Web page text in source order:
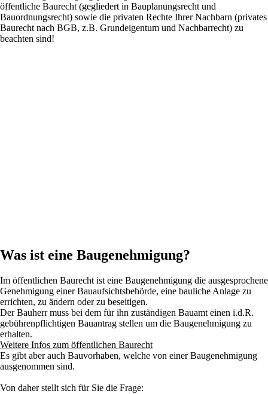
öffentliche Baurecht (gegliedert in Bauplanungsrecht und
Bauordnungsrecht) sowie die privaten Rechte Ihrer Nachbarn (privates
Baurecht nach BGB, z.B. Grundeigentum und Nachbarrecht) zu
beachten sind!
Was ist eine Baugenehmigung?​
Im öffentlichen Baurecht ist eine Baugenehmigung die ausgesprochene
Genehmigung einer Bauaufsichtsbehörde, eine bauliche Anlage zu
errichten, zu ändern oder zu beseitigen.
Der Bauherr muss bei dem für ihn zuständigen Bauamt einen i.d.R.
gebührenpflichtigen Bauantrag stellen um die Baugenehmigung zu
erhalten.
Weitere Infos zum öffentlichen Baurecht
Es gibt aber auch Bauvorhaben, welche von einer Baugenehmigung
ausgenommen sind.
Von daher stellt sich für Sie die Frage: